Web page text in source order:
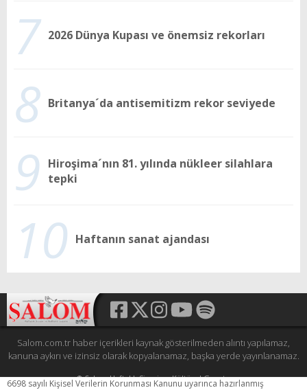
7 2026 Dünya Kupası ve önemsiz rekorları
8 Britanya´da antisemitizm rekor seviyede
9
Hiroşima´nın 81. yılında nükleer silahlara
tepki
10 Haftanın sanat ajandası
Salom.com.tr haber içerikleri kaynak gösterilmeden alıntı yapılamaz,
kanuna aykırı ve izinsiz olarak kopyalanamaz, başka yerde yayınlanamaz.
© Şalom Haftalık Siyasi ve Kültürel Gazete
6698 sayılı Kişisel Verilerin Korunması Kanunu uyarınca hazırlanmış